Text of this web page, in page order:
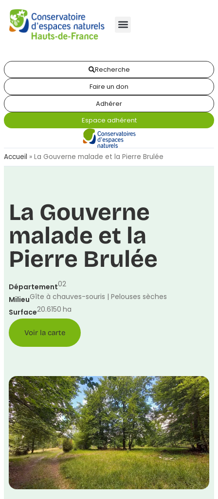
Recherche
Faire un don
Adhérer
Espace adhérent
Accueil » La Gouverne malade et la Pierre Brulée
La Gouverne
malade et la
Pierre Brulée
Département02
MilieuGîte à chauves-souris | Pelouses sèches
Surface20.6150 ha
Voir la carte